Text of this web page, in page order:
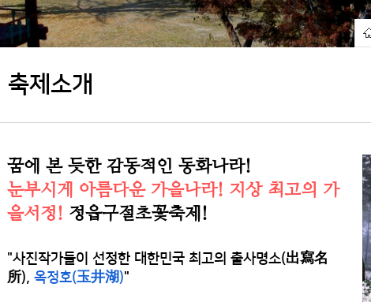
축제소개
꿈에 본 듯한 감동적인 동화나라!
눈부시게 아름다운 가을나라! 지상 최고의 가
을서정! 정읍구절초꽃축제!
"사진작가들이 선정한 대한민국 최고의 출사명소(出寫名
所), 옥정호(玉井湖)"